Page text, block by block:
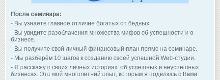
После семинара:
- Вы узнаете главное отличие богатых от бедных.
- Вы увидите разоблачения множества мифов об успешности и о
бизнесе.
- Вы получите свой личный финансовый план прямо на семинаре.
- Мы разберём 10 шагов к созданию своей успешной Web-студии.
- Я расскажу о своих личных историях: об успешных и неуспешных
бизнесах. Это мой многолетний опыт, которым я поделюсь с Вами.